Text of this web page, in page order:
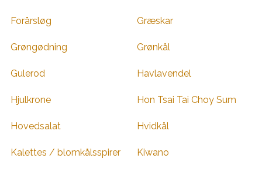
Forårsløg Græskar
Grøngødning Grønkål
Gulerod Havlavendel
Hjulkrone Hon Tsai Tai Choy Sum
Hovedsalat Hvidkål
Kalettes / blomkålsspirer Kiwano